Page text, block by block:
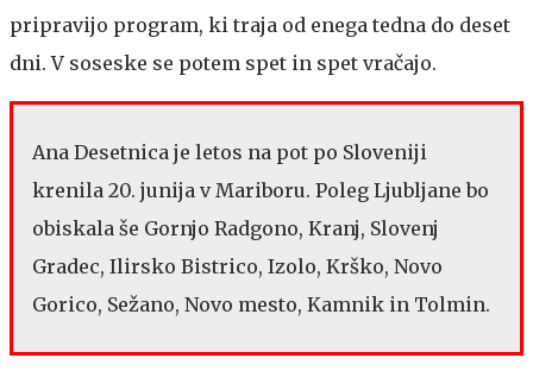
pripravijo program, ki traja od enega tedna do deset
dni. V soseske se potem spet in spet vračajo.
Ana Desetnica je letos na pot po Sloveniji
krenila 20. junija v Mariboru. Poleg Ljubljane bo
obiskala še Gornjo Radgono, Kranj, Slovenj
Gradec, Ilirsko Bistrico, Izolo, Krško, Novo
Gorico, Sežano, Novo mesto, Kamnik in Tolmin.